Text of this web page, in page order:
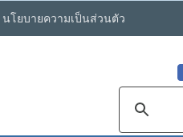
นโยบายความเป็นส่วนตัว